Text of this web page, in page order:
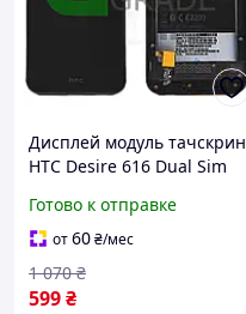
Дисплей модуль тачскрин
HTC Desire 616 Dual Sim
Готово к отправке
от60₴/мес
599₴
1 070 ₴